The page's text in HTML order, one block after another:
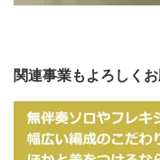
関連事業もよろしく